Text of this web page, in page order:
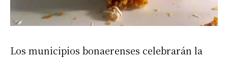
Los municipios bonaerenses celebrarán la